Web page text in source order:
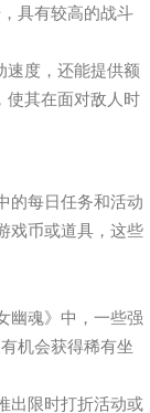
具有较高的战斗
速度，还能提供额
使其在面对敌人时
的每日任务和活动
戏币或道具，这些
幽魂》中，一些强
机会获得稀有坐
出限时打折活动或